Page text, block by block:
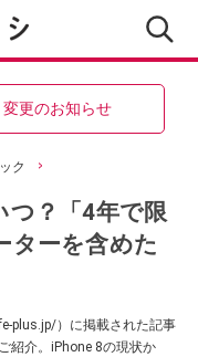
更のお知らせ
ク
つ？「4年で限
ターを含めた
plus.jp/）に掲載された記事
紹介。iPhone 8の現状か